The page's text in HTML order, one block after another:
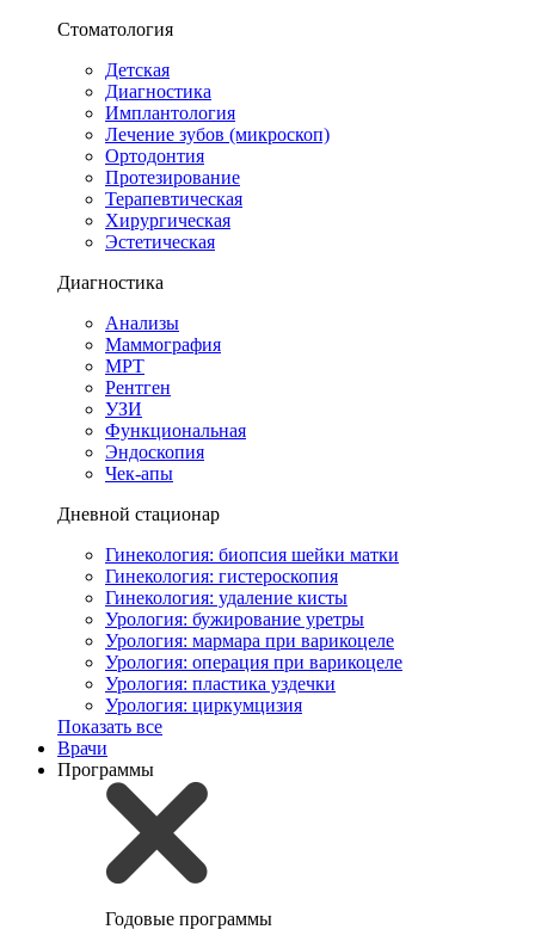
Стоматология
Детская
Диагностика
Имплантология
Лечение зубов (микроскоп)
Ортодонтия
Протезирование
Терапевтическая
Хирургическая
Эстетическая
Диагностика
Анализы
Маммография
МРТ
Рентген
УЗИ
Функциональная
Эндоскопия
Чек-апы
Дневной стационар
Гинекология: биопсия шейки матки
Гинекология: гистероскопия
Гинекология: удаление кисты
Урология: бужирование уретры
Урология: мармара при варикоцеле
Урология: операция при варикоцеле
Урология: пластика уздечки
Урология: циркумцизия
Показать все
Врачи
Программы
Годовые программы